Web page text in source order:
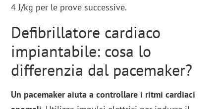
4 J/kg per le prove successive.
Defibrillatore cardiaco
impiantabile: cosa lo
differenzia dal pacemaker?
Un pacemaker aiuta a controllare i ritmi cardiaci